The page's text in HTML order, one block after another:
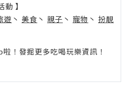
】
遊 丶 美食 丶 親子 丶 寵物 丶 扮靚
！發掘更多吃喝玩樂資訊！